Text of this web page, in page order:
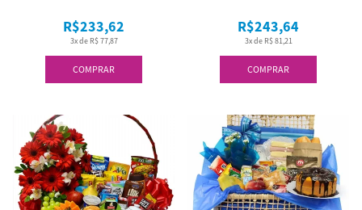
COMPRAR
3x de R$ 77,87
R$233,62
COMPRAR
3x de R$ 81,21
R$243,64